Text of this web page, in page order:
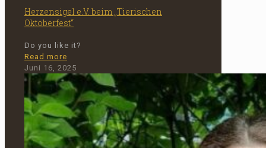
Herzensigel e.V. beim „Tierischen
Oktoberfest“
Do you like it?
Read more
Herzensigel
e.V.
beim
„Tierischen
Oktoberfest“
Juni 16, 2025